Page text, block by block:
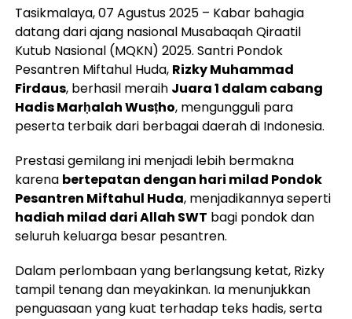
Tasikmalaya, 07 Agustus 2025 – Kabar bahagia
datang dari ajang nasional Musabaqah Qiraatil
Kutub Nasional (MQKN) 2025. Santri Pondok
Pesantren Miftahul Huda, Rizky Muhammad
Firdaus, berhasil meraih Juara 1 dalam cabang
Hadis Marḥalah Wusṭho, mengungguli para
peserta terbaik dari berbagai daerah di Indonesia.
Prestasi gemilang ini menjadi lebih bermakna
karena bertepatan dengan hari milad Pondok
Pesantren Miftahul Huda, menjadikannya seperti
hadiah milad dari Allah SWT bagi pondok dan
seluruh keluarga besar pesantren.
Dalam perlombaan yang berlangsung ketat, Rizky
tampil tenang dan meyakinkan. Ia menunjukkan
penguasaan yang kuat terhadap teks hadis, serta